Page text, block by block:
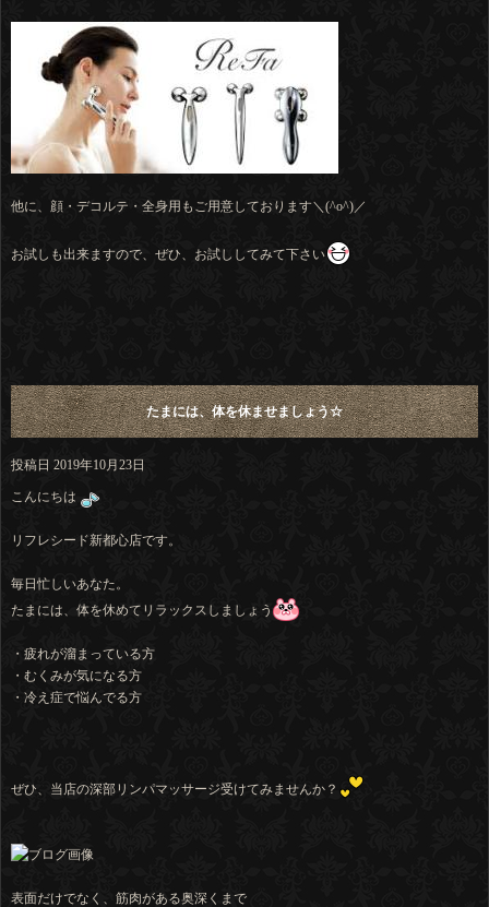
他に、顔・デコルテ・全身用もご用意しております＼(^o^)／
お試しも出来ますので、ぜひ、お試ししてみて下さい
たまには、体を休ませましょう☆
投稿日 2019年10月23日
こんにちは
リフレシード新都心店です。
毎日忙しいあなた。
たまには、体を休めてリラックスしましょう
・疲れが溜まっている方
・むくみが気になる方
・冷え症で悩んでる方
ぜひ、当店の深部リンパマッサージ受けてみませんか？
表面だけでなく、筋肉がある奥深くまで